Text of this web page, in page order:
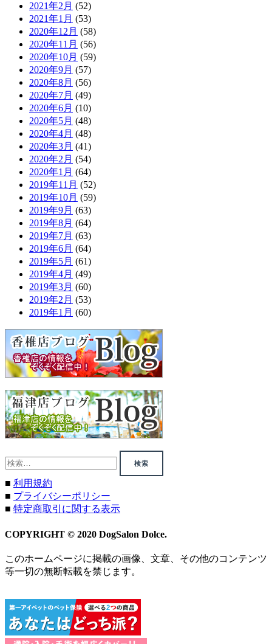
2021年2月 (52)
2021年1月 (53)
2020年12月 (58)
2020年11月 (56)
2020年10月 (59)
2020年9月 (57)
2020年8月 (56)
2020年7月 (49)
2020年6月 (10)
2020年5月 (48)
2020年4月 (48)
2020年3月 (41)
2020年2月 (54)
2020年1月 (64)
2019年11月 (52)
2019年10月 (59)
2019年9月 (63)
2019年8月 (64)
2019年7月 (63)
2019年6月 (64)
2019年5月 (61)
2019年4月 (49)
2019年3月 (60)
2019年2月 (53)
2019年1月 (60)
検
索:
■ 利用規約
■ プライバシーポリシー
■ 特定商取引に関する表示
COPYRIGHT © 2020 DogSalon Dolce.
このホームページに掲載の画像、文章、その他のコンテンツ
等一切の無断転載を禁じます。